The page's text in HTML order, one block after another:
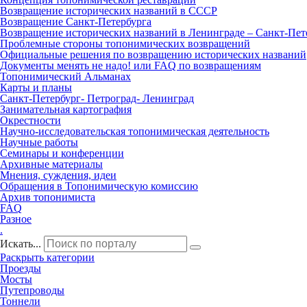
Возвращение исторических названий в СССР
Возвращение Санкт‑Петербурга
Возвращение исторических названий в Ленинграде –
Проблемные стороны топонимических возвращений
Официальные решения по возвращению исторических названий
Документы менять не надо! или FAQ по возвращениям
Топонимический Альманах
Карты и планы
Санкт‑Петербург‑ Петроград‑ Ленинград
Занимательная картография
Окрестности
Научно‑исследовательская топонимическая деятельность
Научные работы
Семинары и конференции
Архивные материалы
Мнения, суждения, идеи
Обращения в Топонимическую комиссию
Архив топонимиста
FAQ
Разное
.
Искать...
Раскрыть категории
Проезды
Мосты
Путепроводы
Тоннели